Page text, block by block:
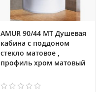
AMUR 90/44 MT Душевая
кабина c поддоном
стекло матовое ,
профиль хром матовый